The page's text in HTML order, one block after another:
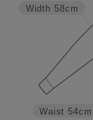
Waist 54cm
Width 58cm